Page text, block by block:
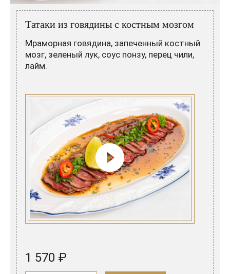
Итальянские вина
Французские вина
Испанские вина
Граппа
Водка
Саке
Татаки из говядины с костным мозгом
Мраморная говядина, запеченный костный
мозг, зеленый лук, соус понзу, перец чили,
лайм.
1 570 ₽